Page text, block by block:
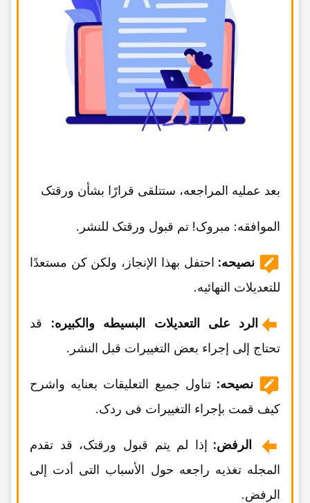
بعد عملیه المراجعه، ستتلقى قرارًا بشأن ورقتک
الموافقه: مبروک! تم قبول ورقتک للنشر.
نصیحه: احتفل بهذا الإنجاز، ولکن کن مستعدًا
للتعدیلات النهائیه.
الرد على التعدیلات البسیطه والکبیره: قد
تحتاج إلى إجراء بعض التغییرات قبل النشر.
نصیحه: تناول جمیع التعلیقات بعنایه واشرح
کیف قمت بإجراء التغییرات فی ردک.
الرفض: إذا لم یتم قبول ورقتک، قد تقدم
المجله تغذیه راجعه حول الأسباب التی أدت إلى
الرفض.